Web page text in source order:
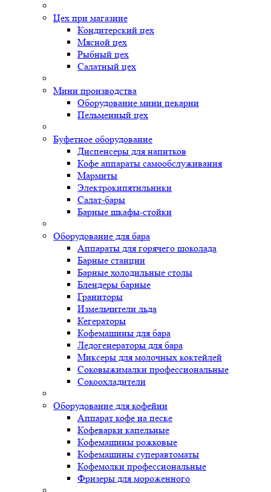
Цех при магазине
Кондитерский цех
Мясной цех
Рыбный цех
Салатный цех
Мини производства
Оборудование мини пекарни
Пельменный цех
Буфетное оборудование
Диспенсеры для напитков
Кофе аппараты самообслуживания
Мармиты
Электрокипятильники
Cалат-бары
Барные шкафы-стойки
Оборудование для бара
Аппараты для горячего шоколада
Барные станции
Барные холодильные столы
Блендеры барные
Граниторы
Измельчители льда
Кегераторы
Кофемашины для бара
Ледогенераторы для бара
Миксеры для молочных коктейлей
Соковыжималки профессиональные
Сокоохладители
Оборудование для кофейни
Аппарат кофе на песке
Кофеварки капельные
Кофемашины рожковые
Кофемашины суперавтоматы
Кофемолки профессиональные
Фризеры для мороженного